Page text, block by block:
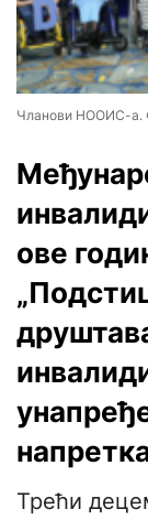
Чланови НООИС-а.
ове
Трећи